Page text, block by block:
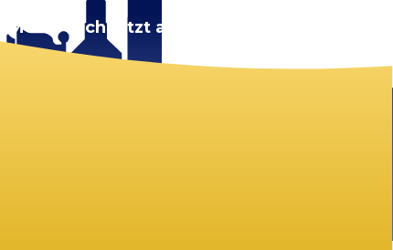
Melde dich jetzt an!